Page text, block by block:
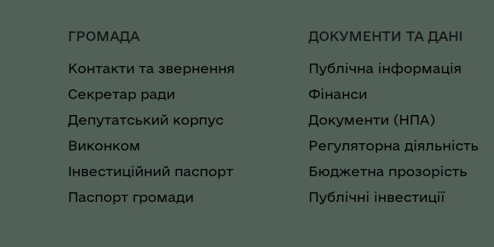
ГРОМАДА
Контакти та звернення
Секретар ради
Депутатський корпус
Виконком
Інвестиційний паспорт
Паспорт громади
ДОКУМЕНТИ ТА ДАНІ
Публічна інформація
Фінанси
Документи (НПА)
Регуляторна діяльність
Бюджетна прозорість
Публічні інвестиції